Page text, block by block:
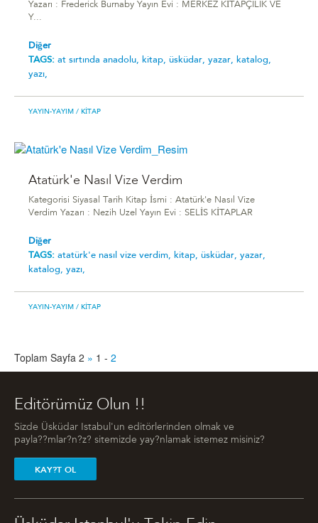
Yazarı : Frederick Burnaby Yayın Evi : MERKEZ KİTAPÇILIK VE
Y...
Diğer
TAGS: at sırtında anadolu, kitap, üsküdar, yazar, katalog,
yazı,
YAYIN-YAYIM / KITAP
Atatürk'e Nasıl Vize Verdim
Kategorisi Siyasal Tarih Kitap İsmi : Atatürk'e Nasıl Vize
Verdim Yazarı : Nezih Uzel Yayın Evi : SELİS KİTAPLAR
Diğer
TAGS: atatürk'e nasıl vize verdim, kitap, üsküdar, yazar,
katalog, yazı,
YAYIN-YAYIM / KITAP
Toplam Sayfa 2 » 1 - 2
Editörümüz Olun !!
Sizde Üsküdar Istabul'un editörlerinden olmak ve
payla??mlar?n?z? sitemizde yay?nlamak istemez misiniz?
KAY?T OL